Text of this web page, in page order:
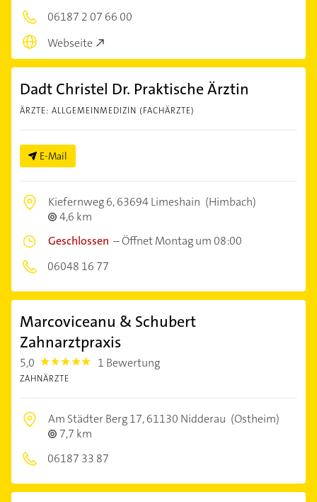
06187 2 07 66 00
Webseite
Dadt Christel Dr. Praktische Ärztin
ÄRZTE: ALLGEMEINMEDIZIN (FACHÄRZTE)
E-Mail
Kiefernweg 6,63694 Limeshain (Himbach)
4,6 km
Geschlossen –Öffnet Montag um 08:00
06048 16 77
Marcoviceanu & Schubert
Zahnarztpraxis
5,0 5.0 1 Bewertung
ZAHNÄRZTE
Am Städter Berg 17,61130 Nidderau (Ostheim)
7,7 km
06187 33 87